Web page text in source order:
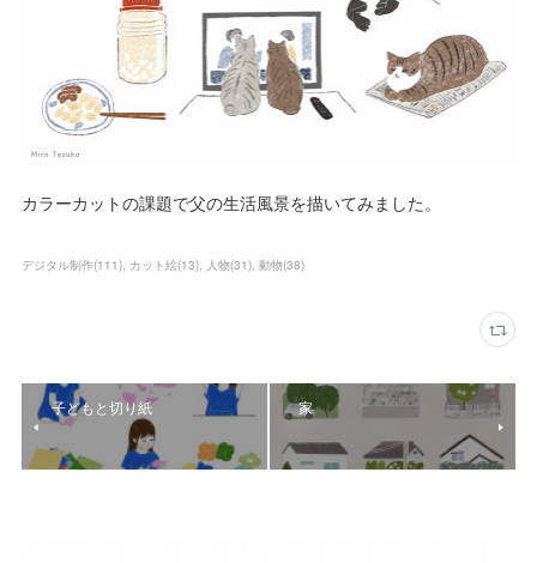
カラーカットの課題で父の生活風景を描いてみました。
デジタル制作(111) カット絵(13) 人物(31) 動物(38)
子どもと切り紙 家